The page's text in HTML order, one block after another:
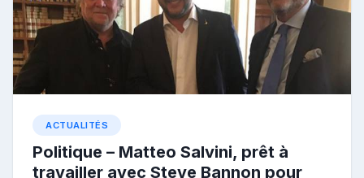
ACTUALITÉS
Politique – Matteo Salvini, prêt à
travailler avec Steve Bannon pour